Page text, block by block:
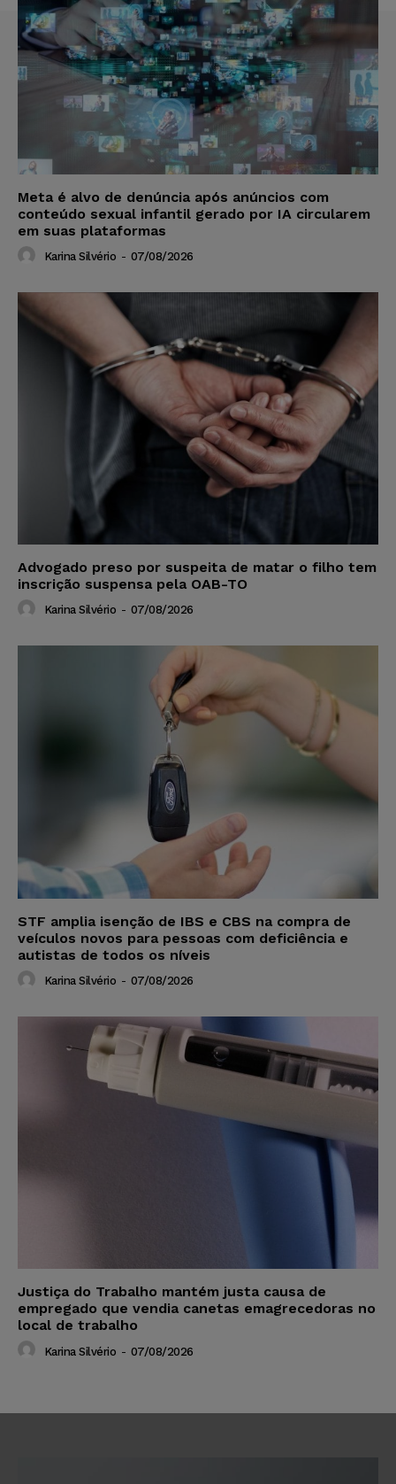
Meta é alvo de denúncia após anúncios com
conteúdo sexual infantil gerado por IA circularem
em suas plataformas
Karina Silvério - 07/08/2026
Advogado preso por suspeita de matar o filho tem
inscrição suspensa pela OAB-TO
Karina Silvério - 07/08/2026
STF amplia isenção de IBS e CBS na compra de
veículos novos para pessoas com deficiência e
autistas de todos os níveis
Karina Silvério - 07/08/2026
Justiça do Trabalho mantém justa causa de
empregado que vendia canetas emagrecedoras no
local de trabalho
Karina Silvério - 07/08/2026